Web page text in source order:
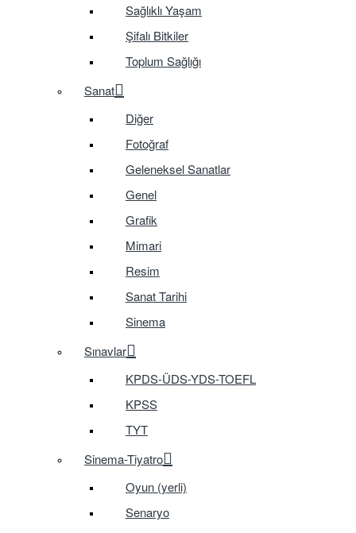
Sağlıklı Yaşam
Şifalı Bitkiler
Toplum Sağlığı
Sanat
Diğer
Fotoğraf
Geleneksel Sanatlar
Genel
Grafik
Mimari
Resim
Sanat Tarihi
Sinema
Sınavlar
KPDS-ÜDS-YDS-TOEFL
KPSS
TYT
Sinema-Tiyatro
Oyun (yerli)
Senaryo